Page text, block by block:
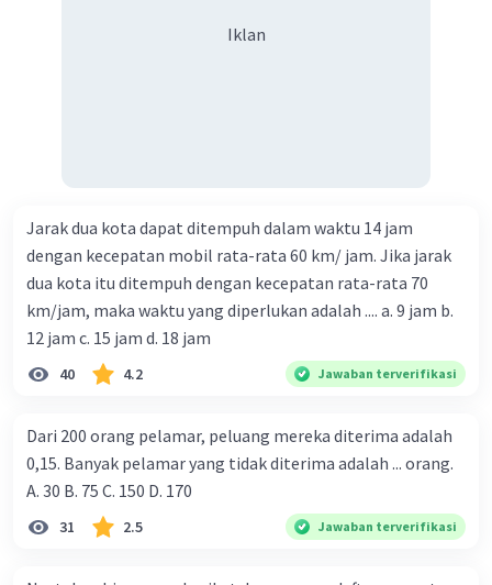
Iklan
Jarak dua kota dapat ditempuh dalam waktu 14 jam
dengan kecepatan mobil rata-rata 60 km/ jam. Jika jarak
dua kota itu ditempuh dengan kecepatan rata-rata 70
km/jam, maka waktu yang diperlukan adalah .... a. 9 jam b.
12 jam c. 15 jam d. 18 jam
40 4.2 Jawaban terverifikasi
Dari 200 orang pelamar, peluang mereka diterima adalah
0,15. Banyak pelamar yang tidak diterima adalah ... orang.
A. 30 B. 75 C. 150 D. 170
31 2.5 Jawaban terverifikasi